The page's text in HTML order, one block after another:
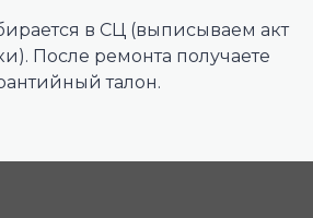
в СЦ (выписываем акт
После ремонта получаете
талон.